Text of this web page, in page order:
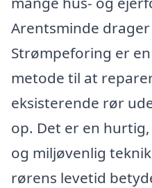
Arentsminde
Strømpeforing er
metode til at
eksisterende rør
op. Det er en
og miljøvenlig
rørens levetid